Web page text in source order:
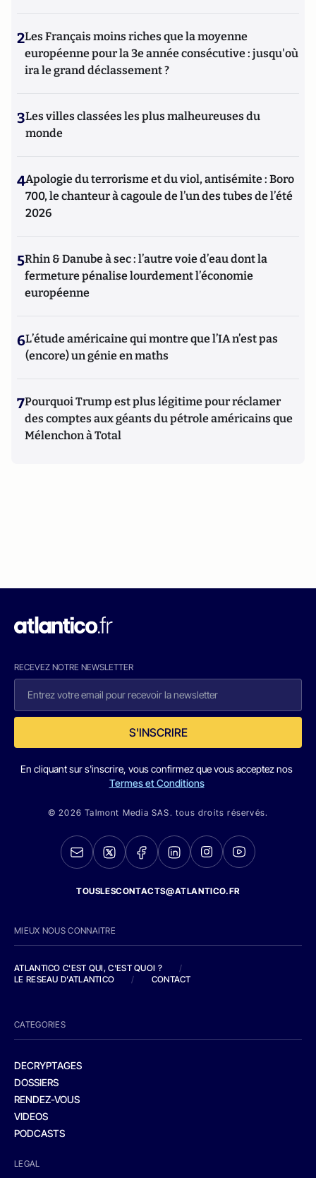
2Les Français moins riches que la moyenne
européenne pour la 3e année consécutive : jusqu'où
ira le grand déclassement ?
3Les villes classées les plus malheureuses du
monde
4Apologie du terrorisme et du viol, antisémite : Boro
700, le chanteur à cagoule de l’un des tubes de l’été
2026
5Rhin & Danube à sec : l’autre voie d’eau dont la
fermeture pénalise lourdement l’économie
européenne
6L’étude américaine qui montre que l’IA n’est pas
(encore) un génie en maths
7Pourquoi Trump est plus légitime pour réclamer
des comptes aux géants du pétrole américains que
Mélenchon à Total
RECEVEZ NOTRE NEWSLETTER
S'INSCRIRE
En cliquant sur s'inscrire, vous confirmez que vous acceptez nos
Termes et Conditions
© 2026 Talmont Media SAS. tous droits réservés.
TOUSLESCONTACTS@ATLANTICO.FR
MIEUX NOUS CONNAITRE
ATLANTICO C'EST QUI, C'EST QUOI ?
/
LE RESEAU D'ATLANTICO
/ CONTACT
CATEGORIES
DECRYPTAGES
DOSSIERS
RENDEZ-VOUS
VIDEOS
PODCASTS
LEGAL